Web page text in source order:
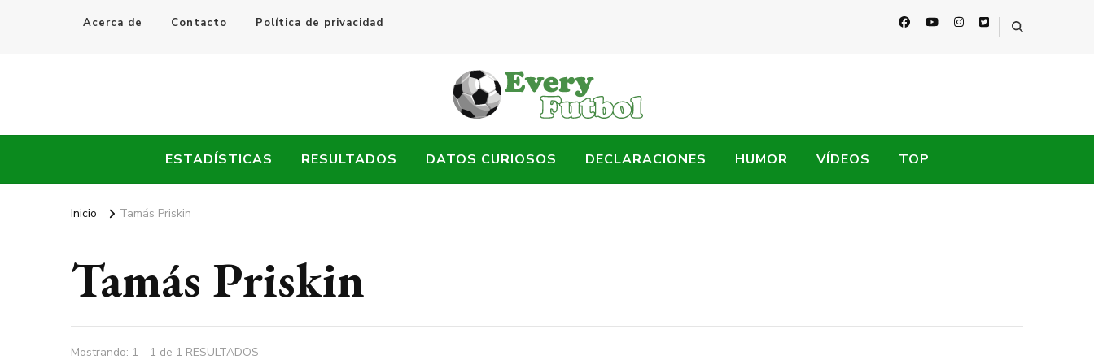
Acerca de Contacto Política de privacidad
Every Fútbol
ESTADÍSTICAS RESULTADOS DATOS CURIOSOS DECLARACIONES HUMOR VÍDEOS TOP
Inicio Tamás Priskin
Tamás Priskin
Mostrando: 1 - 1 de 1 RESULTADOS